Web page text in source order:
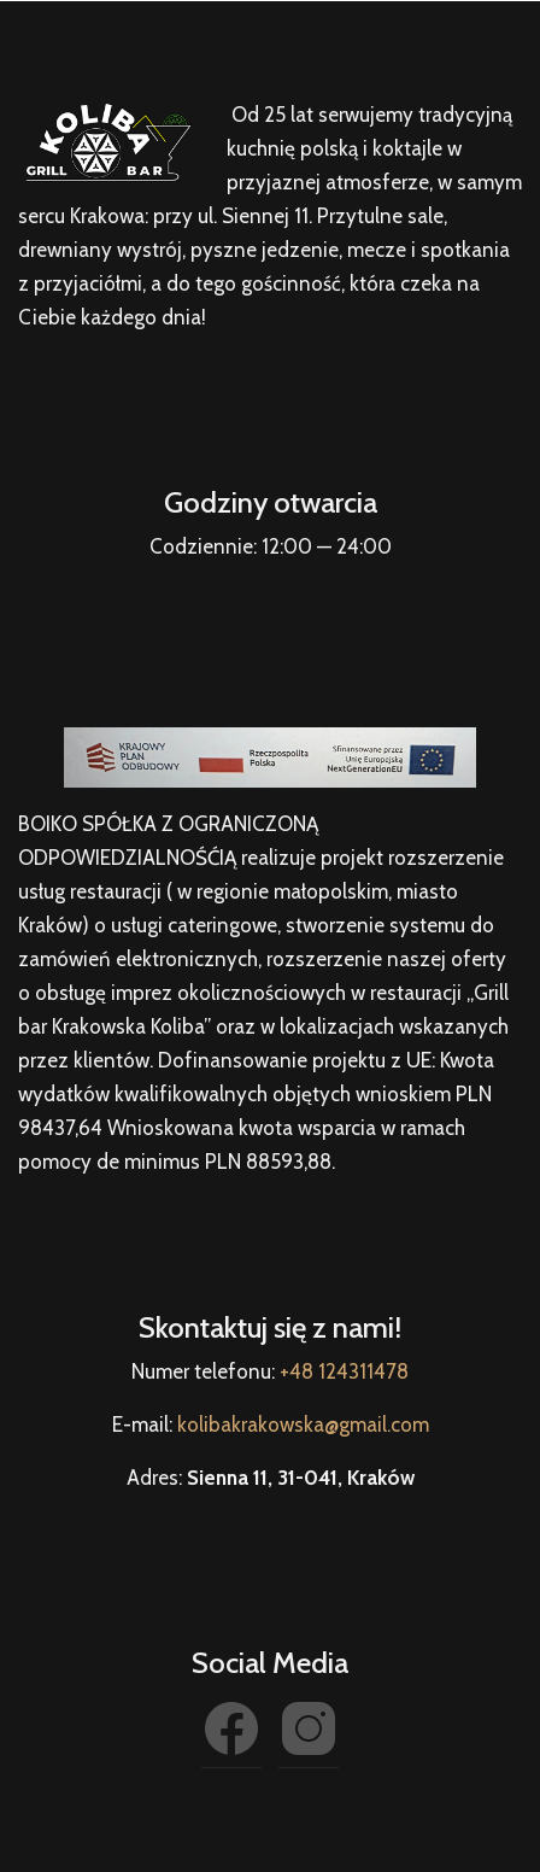
Od 25 lat serwujemy tradycyjną
kuchnię polską i koktajle w
przyjaznej atmosferze, w samym
sercu Krakowa: przy ul. Siennej 11. Przytulne sale,
drewniany wystrój, pyszne jedzenie, mecze i spotkania
z przyjaciółmi, a do tego gościnność, która czeka na
Ciebie każdego dnia!
Godziny otwarcia
Codziennie: 12:00 — 24:00
BOIKO SPÓŁKA Z OGRANICZONĄ
ODPOWIEDZIALNOŚĆIĄ realizuje projekt rozszerzenie
usług restauracji ( w regionie małopolskim, miasto
Kraków) o usługi cateringowe, stworzenie systemu do
zamówień elektronicznych, rozszerzenie naszej oferty
o obsługę imprez okolicznościowych w restauracji „Grill
bar Krakowska Koliba” oraz w lokalizacjach wskazanych
przez klientów. Dofinansowanie projektu z UE: Kwota
wydatków kwalifikowalnych objętych wnioskiem PLN
98437,64 Wnioskowana kwota wsparcia w ramach
pomocy de minimus PLN 88593,88.
Skontaktuj się z nami!
Numer telefonu: +48 124311478
E-mail: kolibakrakowska@gmail.com
Adres: Sienna 11, 31-041, Kraków
Social Media